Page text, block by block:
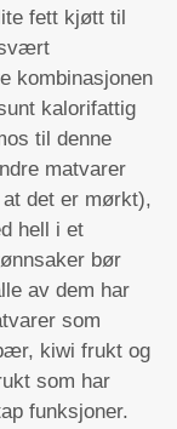
fett kjøtt til
kombinasjonen
kalorifattig
til denne
matvarer
det er mørkt),
hell i et
bør
av dem har
som
kiwi frukt og
som har
funksjoner.